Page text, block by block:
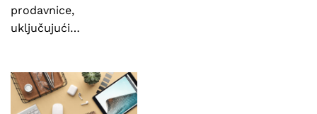
prodavnice,
uključujući…